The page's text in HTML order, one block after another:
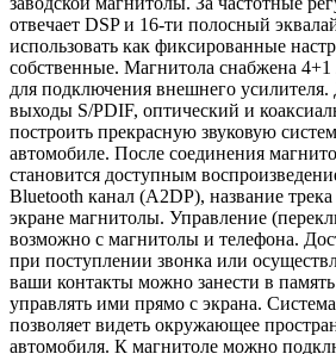
отвечает DSP и 16-ти полосный
использовать как фиксированные
собственные. Магнитола снабжена
для подключения внешнего
выходы S/PDIF, оптический и
построить прекрасную звуковую
автомобиле. После соединения
становится доступным
Bluetooth канал (A2DP), название трека
экране магнитолы. Управление
возможно с магнитолы и телефона.
при поступлении звонка или
ваши контакты можно занести в
управлять ими прямо с экрана.
позволяет видеть окружающее
автомобиля. К магнитоле можно